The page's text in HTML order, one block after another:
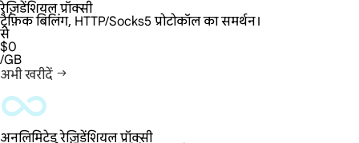
रेज़िडेंशियल प्रॉक्सी
ट्रैफ़िक बिलिंग, HTTP/Socks5 प्रोटोकॉल का समर्थन।
से
$0
/GB
अभी खरीदें
अनलिमिटेड रेज़िडेंशियल प्रॉक्सी